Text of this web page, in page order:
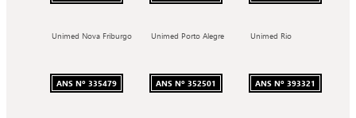
Unimed Nova Friburgo
ANS Nº 335479
Unimed Porto Alegre
ANS Nº 352501
Unimed Rio
ANS Nº 393321